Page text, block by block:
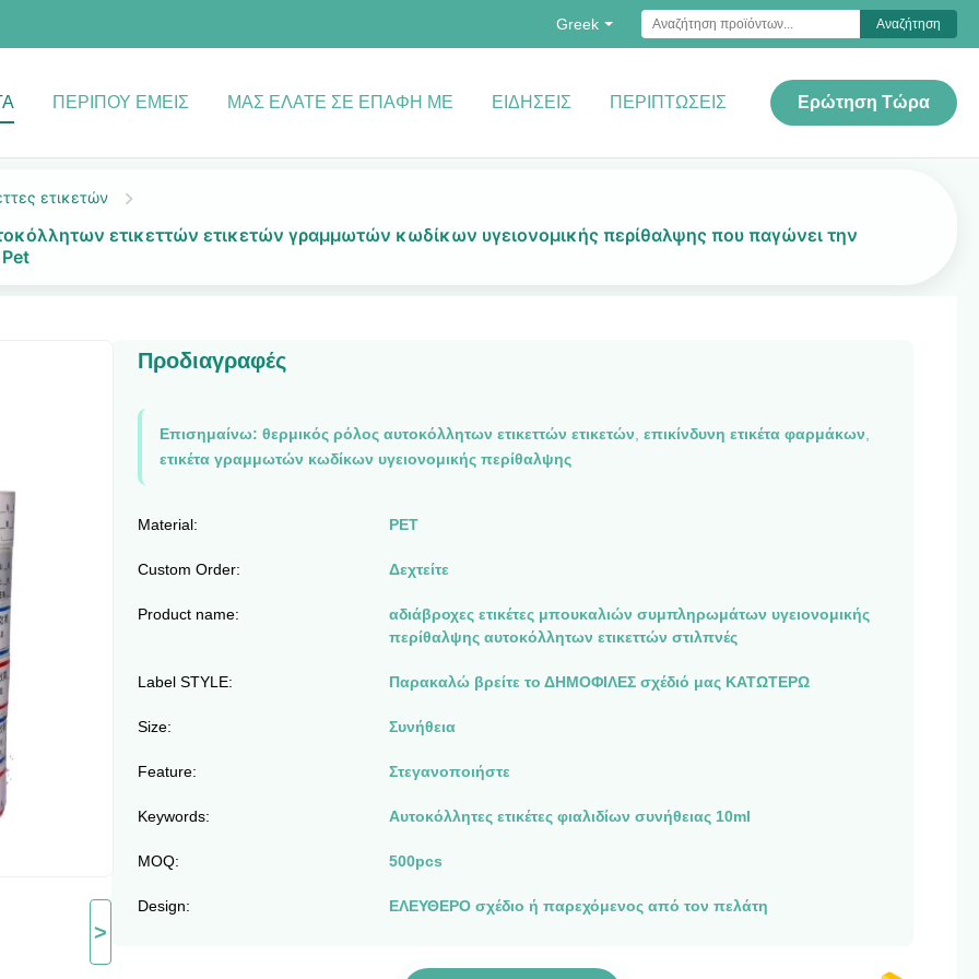
Greek Αναζήτηση
ΠΕΡΊΠΟΥ ΕΜΕΊΣ ΜΑΣ ΕΛΆΤΕ ΣΕ ΕΠΑΦΉ ΜΕ ΕΙΔΉΣΕΙΣ ΠΕΡΙΠΤΏΣΕΙΣ Ερώτηση Τώρα
ετικετών
ετικεττών ετικετών γραμμωτών κωδίκων υγειονομικής περίθαλψης που παγώνει την
>
Προδιαγραφές
Επισημαίνω: θερμικός ρόλος αυτοκόλλητων ετικεττών ετικετών επικίνδυνη ετικέτα φαρμάκων
ετικέτα γραμμωτών κωδίκων υγειονομικής περίθαλψης
Material: PET
Custom Order: Δεχτείτε
Product name:
αδιάβροχες ετικέτες μπουκαλιών συμπληρωμάτων υγειονομικής
περίθαλψης αυτοκόλλητων ετικεττών στιλπνές
Label STYLE: Παρακαλώ βρείτε το ΔΗΜΟΦΙΛΕΣ σχέδιό μας ΚΑΤΩΤΕΡΩ
Size: Συνήθεια
Feature: Στεγανοποιήστε
Keywords: Αυτοκόλλητες ετικέτες φιαλιδίων συνήθειας 10ml
MOQ: 500pcs
Design: ΕΛΕΥΘΕΡΟ σχέδιο ή παρεχόμενος από τον πελάτη